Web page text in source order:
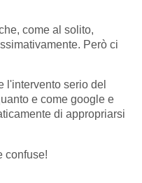
come al solito,
Però ci
l'intervento serio del
e come google e
di appropriarsi
confuse!